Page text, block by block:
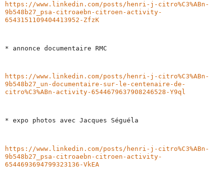
https://www.linkedin.com/posts/henri-j-citro%C3%ABn-
9b548b27_psa-citroaebn-citroen-activity-
6543151109404413952-ZfzK
* annonce documentaire RMC
https://www.linkedin.com/posts/henri-j-citro%C3%ABn-
9b548b27_un-documentaire-sur-le-centenaire-de-
citro%C3%ABn-activity-6544679637908246528-Y9ql
* expo photos avec Jacques Séguéla
https://www.linkedin.com/posts/henri-j-citro%C3%ABn-
9b548b27_psa-citroaebn-citroen-activity-
6544693694799323136-VkEA